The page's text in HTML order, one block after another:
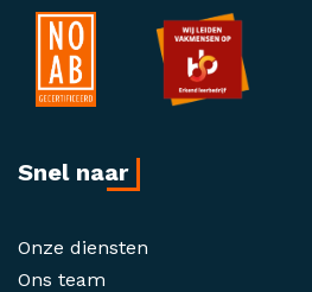
Snel naar
Onze diensten
Ons team